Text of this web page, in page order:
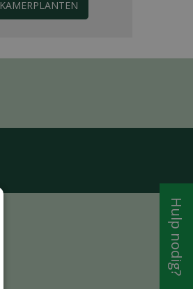
KAMERPLANTEN
Hulp nodig?